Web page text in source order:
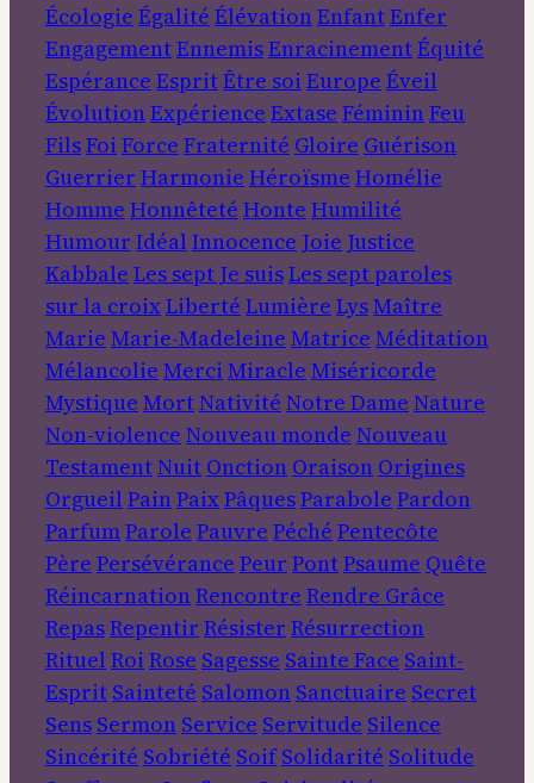
Écologie Égalité ÉlévationEnfantEnfer
EngagementEnnemisEnracinementÉquité
Espérance EspritÊtre soi Europe Éveil
ÉvolutionExpérience Extase FémininFeu
FilsFoi Force Fraternité Gloire Guérison
Guerrier Harmonie Héroïsme Homélie
Homme Honnêteté Honte Humilité
Humour Idéal Innocence Joie Justice
Kabbale Les sept Je suisLes sept paroles
sur la croixLiberté Lumière LysMaître
Marie Marie-Madeleine Matrice Méditation
Mélancolie Merci Miracle Miséricorde
Mystique MortNativité Notre Dame Nature
Non-violence Nouveau monde Nouveau
TestamentNuit Onction Oraison Origines
Orgueil PainPaixPâquesParabole Pardon
ParfumParole Pauvre Péché Pentecôte
Père Persévérance Peur PontPsaume Quête
RéincarnationRencontre Rendre Grâce
RepasRepentir Résister Résurrection
Rituel Roi Rose Sagesse Sainte Face Saint-
Esprit Sainteté Salomon Sanctuaire Secret
Sens Sermon Service Servitude Silence
Sincérité Sobriété Soif Solidarité Solitude